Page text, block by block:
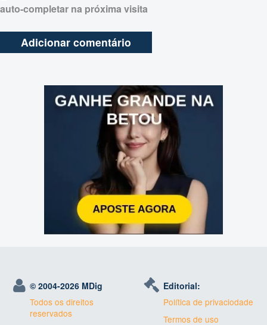
auto-completar na próxima visita
© 2004-2026 MDig
Todos os direitos
reservados
Editorial:
Política de privaciodade
Termos de uso